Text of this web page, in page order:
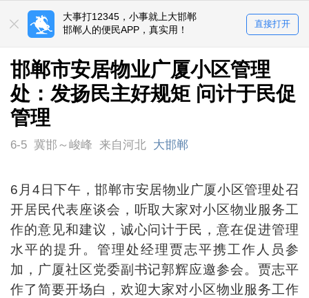
大事打12345，小事就上大邯郸
邯郸人的便民APP，真实用！
直接打开
邯郸市安居物业广厦小区管理
处：发扬民主好规矩 问计于民促
管理
6-5 冀邯～峻峰 来自河北 大邯郸
6月4日下午，邯郸市安居物业广厦小区管理处召
开居民代表座谈会，听取大家对小区物业服务工
作的意见和建议，诚心问计于民，意在促进管理
水平的提升。管理处经理贾志平携工作人员参
加，广厦社区党委副书记郭辉应邀参会。贾志平
作了简要开场白，欢迎大家对小区物业服务工作